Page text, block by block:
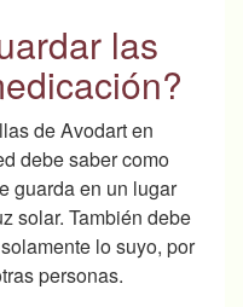
las
de Avodart en
debe saber como
guarda en un lugar
solar. También debe
lo suyo, por
personas.